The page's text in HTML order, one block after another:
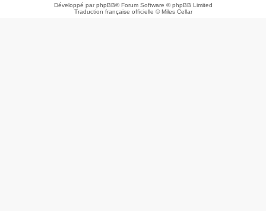
Développé parphpBB® Forum Software © phpBB Limited
Traduction française officielle ©Miles Cellar